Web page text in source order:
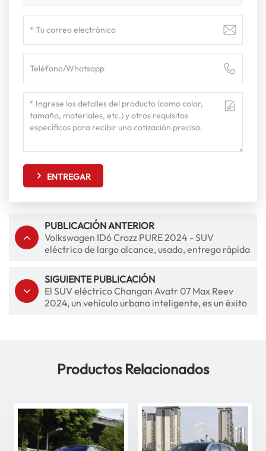
ENTREGAR
PUBLICACIÓN ANTERIOR
Volkswagen ID6 Crozz PURE 2024 - SUV
eléctrico de largo alcance, usado, entrega rápida
SIGUIENTE PUBLICACIÓN
El SUV eléctrico Changan Avatr 07 Max Reev
2024, un vehículo urbano inteligente, es un éxito
Productos Relacionados